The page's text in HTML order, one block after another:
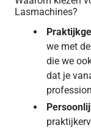
Lasmachines?
we met
die we
dat je